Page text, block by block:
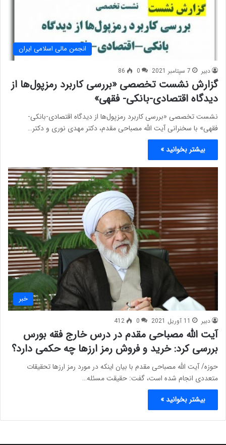
انجمن مالی اسلامی ایران
دبیر 7 سپتامبر 2021 0
86
گزارش نشست تخصصی «بررسی کاربرد رمزپول‌ها از
دیدگاه اقتصادی-بانکی- فقهی»
نشست تخصصی «بررسی کاربرد رمزپول‌ها از دیدگاه اقتصادی-بانکی-
فقهی» با سخنرانی آیت الله مصباحی مقدم، دکتر مهدی نوری و دکتر…
بیشتر بخوانید »
خبر
دبیر 11 آوریل 2021 0
412
آیت الله مصباحی مقدم در درس خارج فقه بورس
بررسی کرد: خرید و فروش رمز ارزها چه حکمی دارد؟
حوزه/ آیت الله مصباحی مقدم با بیان اینکه در مورد رمز ارزها تحقیقات
متعددی انجام شده است، گفت: حقیقت مسئله…
بیشتر بخوانید »